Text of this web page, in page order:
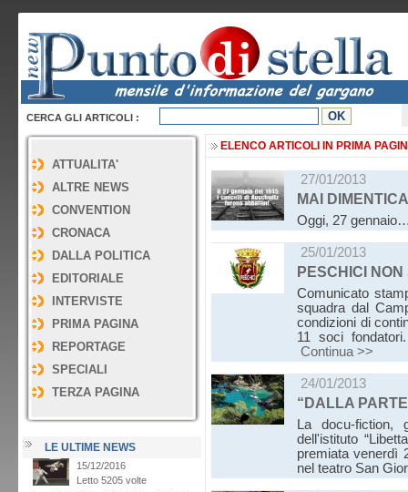
CERCA GLI ARTICOLI :
ATTUALITA'
ALTRE NEWS
CONVENTION
CRONACA
DALLA POLITICA
EDITORIALE
INTERVISTE
PRIMA PAGINA
REPORTAGE
SPECIALI
TERZA PAGINA
LE ULTIME NEWS
ELENCO ARTICOLI IN PRIMA
27/01/2013
MAI
Oggi, 27
25/01/2013
PESCHICI
Comunicato
squadra dal
condizioni di
11 soci
Continua >>
24/01/2013
“DALLA
La docu-fiction,
dell'istituto
premiata venerdì
nel teatro San